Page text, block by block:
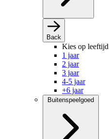
Back
Kies op leeftijd
1 jaar
2 jaar
3 jaar
4-5 jaar
+6 jaar
Buitenspeelgoed